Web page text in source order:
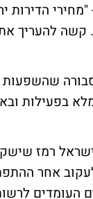
באוגוסט הואט ל-
בפעילות
רמז
אחר